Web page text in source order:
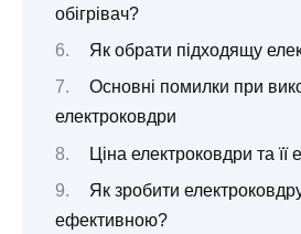
обігрівач?
Як обрати підходящу
Основні помилки при
електроковдри
Ціна електроковдри та її
Як зробити
ефективною?